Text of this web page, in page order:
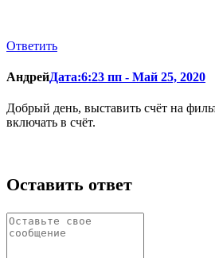
Ответить
АндрейДата:6:23 пп - Май 25, 2020
Добрый день, выставить счёт на
включать в счёт.
Оставить ответ